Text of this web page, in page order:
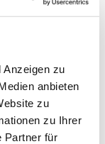
Anzeigen zu
anbieten
zu
zu Ihrer
Partner für